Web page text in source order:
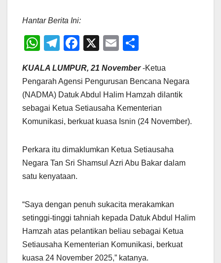
Hantar Berita Ini:
W
at
s
A
p
T
e
gr
a
m
F
c
e
b
o
k
X
E
ail ar
e
KUALA LUMPUR, 21 November -Ketua
Pengarah Agensi Pengurusan Bencana Negara
(NADMA) Datuk Abdul Halim Hamzah dilantik
sebagai Ketua Setiausaha Kementerian
Komunikasi, berkuat kuasa Isnin (24 November).
Perkara itu dimaklumkan Ketua Setiausaha
Negara Tan Sri Shamsul Azri Abu Bakar dalam
satu kenyataan.
“Saya dengan penuh sukacita merakamkan
setinggi-tinggi tahniah kepada Datuk Abdul Halim
Hamzah atas pelantikan beliau sebagai Ketua
Setiausaha Kementerian Komunikasi, berkuat
kuasa 24 November 2025,” katanya.